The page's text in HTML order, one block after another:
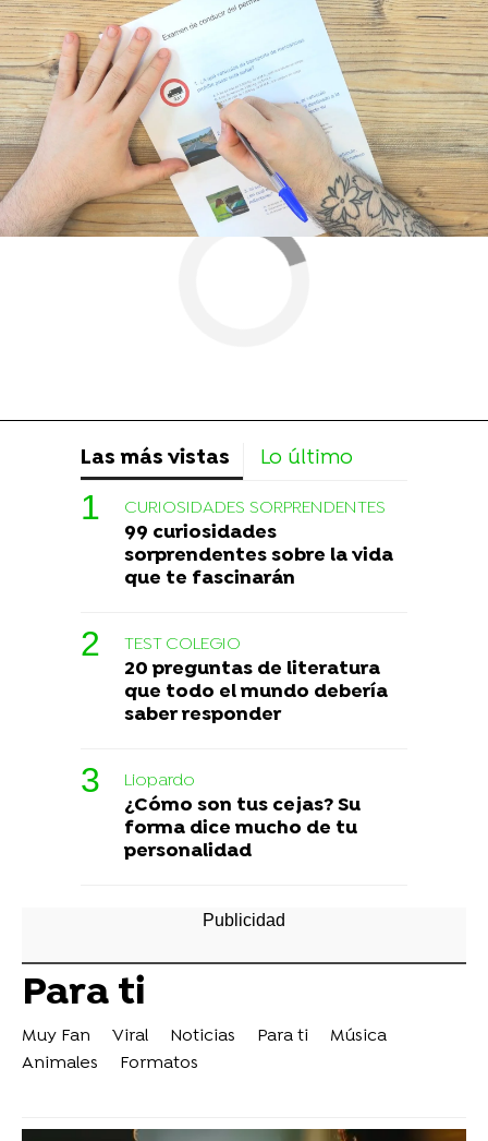
Más sobre este tema:
video Curiosidad
Las más vistas Lo último
CURIOSIDADES SORPRENDENTES
99 curiosidades
sorprendentes sobre la vida
que te fascinarán
TEST COLEGIO
20 preguntas de literatura
que todo el mundo debería
saber responder
Liopardo
¿Cómo son tus cejas? Su
forma dice mucho de tu
personalidad
Para ti
Muy Fan Viral Noticias Para ti
Música
Animales
Formatos